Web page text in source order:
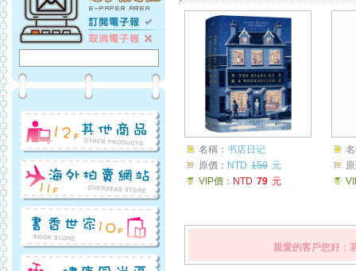
名稱： 书店日记
原價： NTD 150 元
VIP價： NTD 79 元
親愛的客戶您好：